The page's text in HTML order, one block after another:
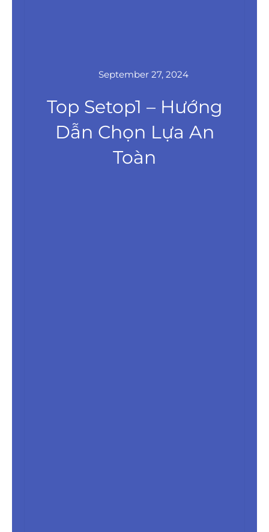
September 27, 2024
Top Setop1 – Hướng
Dẫn Chọn Lựa An
Toàn